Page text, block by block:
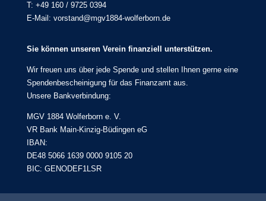
T: +49 160 / 9725 0394
E-Mail: vorstand@mgv1884-wolferborn.de
Sie können unseren Verein finanziell unterstützen.
Wir freuen uns über jede Spende und stellen Ihnen gerne eine
Spendenbescheinigung für das Finanzamt aus.
Unsere Bankverbindung:
MGV 1884 Wolferborn e. V.
VR Bank Main-Kinzig-Büdingen eG
IBAN:
DE48 5066 1639 0000 9105 20
BIC: GENODEF1LSR